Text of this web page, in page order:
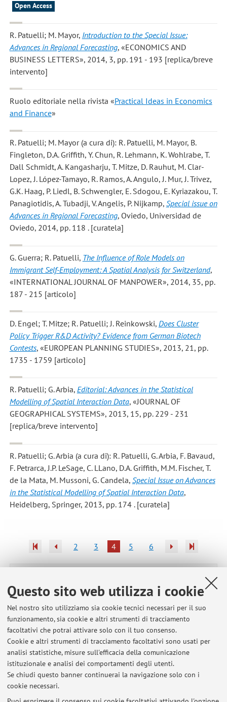
Questo sito web utilizza i cookie
Nel nostro sito utilizziamo sia cookie tecnici necessari per il suo
funzionamento, sia cookie e altri strumenti di tracciamento
facoltativi che potrai attivare solo con il tuo consenso.
Cookie e altri strumenti di tracciamento facoltativi sono usati per
analisi statistiche, misure sull'efficacia della comunicazione
istituzionale e analisi dei comportamenti degli utenti.
Se chiudi questo banner continuerai la navigazione solo con i
cookie necessari.
Open Access
R. Patuelli; M. Mayor, Introduction to the Special Issue:
Advances in Regional Forecasting, «ECONOMICS AND
BUSINESS LETTERS», 2014, 3, pp. 191 - 193 [replica/breve
intervento]
Ruolo editoriale nella rivista «Practical Ideas in Economics
and Finance»
R. Patuelli; M. Mayor(a cura di): R. Patuelli, M. Mayor, B.
Fingleton, D.A. Griffith, Y. Chun, R. Lehmann, K. Wohlrabe, T.
Dall Schmidt, A. Kangasharju, T. Mitze, D. Rauhut, M. Clar-
Lopez, J. López-Tamayo, R. Ramos, A. Angulo, J. Mur, J. Trivez,
G.K. Haag, P. Liedl, B. Schwengler, E. Sdogou, E. Kyriazakou, T.
Panagiotidis, A. Tubadji, V. Angelis, P. Nijkamp, Special issue on
Advances in Regional Forecasting, Oviedo, Universidad de
Oviedo, 2014, pp. 118 . [curatela]
G. Guerra; R. Patuelli, The Influence of Role Models on
Immigrant Self-Employment: A Spatial Analysis for Switzerland,
«INTERNATIONAL JOURNAL OF MANPOWER», 2014, 35, pp.
187 - 215 [articolo]
D. Engel; T. Mitze; R. Patuelli; J. Reinkowski, Does Cluster
Policy Trigger R&D Activity? Evidence from German Biotech
Contests, «EUROPEAN PLANNING STUDIES», 2013, 21, pp.
1735 - 1759 [articolo]
R. Patuelli; G. Arbia, Editorial: Advances in the Statistical
Modelling of Spatial Interaction Data, «JOURNAL OF
GEOGRAPHICAL SYSTEMS», 2013, 15, pp. 229 - 231
[replica/breve intervento]
R. Patuelli; G. Arbia (a cura di): R. Patuelli, G. Arbia, F. Bavaud,
F. Petrarca, J.P. LeSage, C. LLano, D.A. Griffith, M.M. Fischer, T.
de la Mata, M. Mussoni, G. Candela, Special Issue on Advances
in the Statistical Modelling of Spatial Interaction Data,
Heidelberg, Springer, 2013, pp. 174 . [curatela]
2 3 4 5 6
Ultimi avvisi
Programma svolto nel corso di Politica economica e dell'ambiente -
Modulo I (2025/26)
Pubblicato il: 19 dicembre 2025
Final programme for the course "Regional and transport economics"
(2025/26)